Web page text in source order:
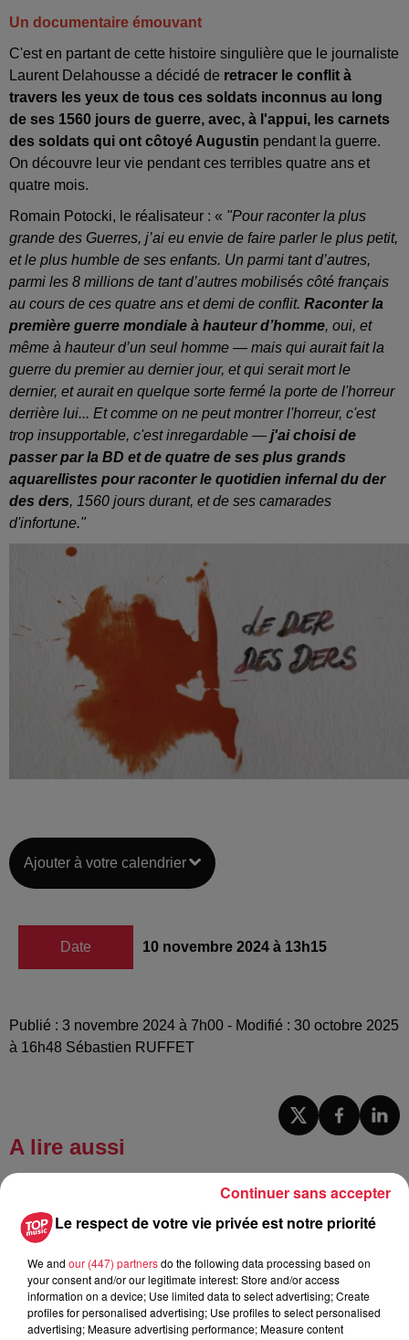
Un documentaire émouvant
C'est en partant de cette histoire singulière que le journaliste
Laurent Delahousse a décidé de retracer le conflit à
travers les yeux de tous ces soldats inconnus au long
de ses 1560 jours de guerre, avec, à l'appui, les carnets
des soldats qui ont côtoyé Augustin pendant la guerre.
On découvre leur vie pendant ces terribles quatre ans et
quatre mois.
Romain Potocki, le réalisateur : « "Pour raconter la plus
grande des Guerres, j’ai eu envie de faire parler le plus petit,
et le plus humble de ses enfants. Un parmi tant d’autres,
parmi les 8 millions de tant d’autres mobilisés côté français
au cours de ces quatre ans et demi de conflit. Raconter la
première guerre mondiale à hauteur d’homme, oui, et
même à hauteur d’un seul homme — mais qui aurait fait la
guerre du premier au dernier jour, et qui serait mort le
dernier, et aurait en quelque sorte fermé la porte de l'horreur
derrière lui... Et comme on ne peut montrer l'horreur, c'est
trop insupportable, c'est inregardable — j'ai choisi de
passer par la BD et de quatre de ses plus grands
aquarellistes pour raconter le quotidien infernal du der
des ders, 1560 jours durant, et de ses camarades
d'infortune."
Ajouter à votre calendrier
Date 10 novembre 2024 à 13h15
Publié : 3 novembre 2024 à 7h00 - Modifié : 30 octobre 2025
à 16h48 Sébastien RUFFET
A lire aussi
À Hoerdt, de l’eau brune sort des
robinets
6 août 2026
Le respect de votre vie privée est notre priorité
We and our (447) partnersdo the following data processing based on
your consent and/or our legitimate interest: Store and/or access
information on a device; Use limited data to select advertising; Create
profiles for personalised advertising; Use profiles to select personalised
advertising; Measure advertising performance; Measure content
Continuer sans accepter